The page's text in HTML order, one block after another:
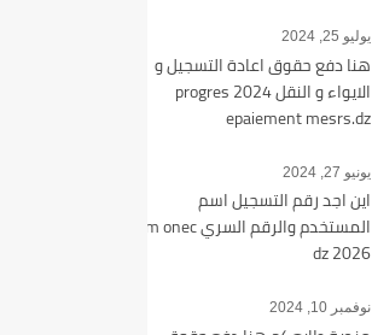
يوليو 25, 2024
هنا دفع حقوق اعادة التسجيل و
الايواء و النقل 2024 progres
epaiement mesrs.dz
يونيو 27, 2024
اين اجد رقم التسجيل اسم
المستخدم والرقم السري bem onec
dz 2026
نوفمبر 10, 2024